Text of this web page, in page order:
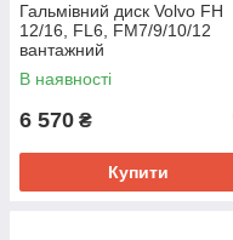
Гальмівний диск Volvo FH
12/16, FL6, FM7/9/10/12
вантажний
В наявності
6 570 ₴
Купити